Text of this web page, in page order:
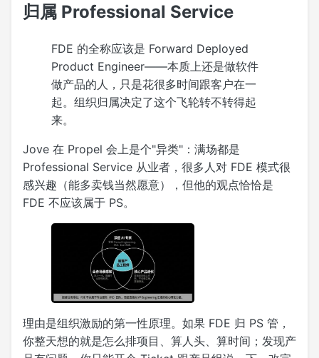
归属 Professional Service
FDE 的全称应该是 Forward Deployed
Product Engineer——本质上还是做软件
做产品的人，只是花很多时间跟客户在一
起。组织归属决定了这个飞轮转不转得起
来。
Jove 在 Propel 会上是个"异类"：满场都是
Professional Service 从业者，很多人对 FDE 模式很
感兴趣（能多卖钱当然愿意），但他的观点恰恰是
FDE 不应该属于 PS。
理由是组织激励的第一性原理。如果 FDE 归 PS 管，
你整天想的就是怎么排项目、算人头、算时间；发现产